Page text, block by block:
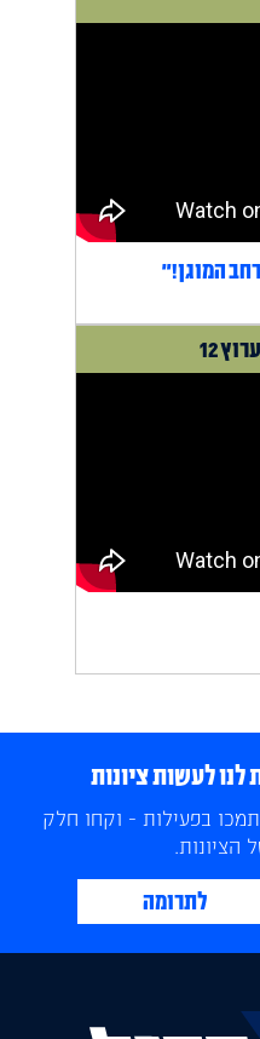
המוגן!"
12
לעשות ציונות
בפעילות - וקחו חלק
הציונות.
לתרומה